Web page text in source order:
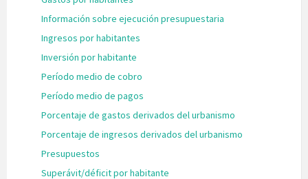
Información sobre ejecución presupuestaria
Ingresos por habitantes
Inversión por habitante
Período medio de cobro
Período medio de pagos
Porcentaje de gastos derivados del urbanismo
Porcentaje de ingresos derivados del urbanismo
Presupuestos
Superávit/déficit por habitante